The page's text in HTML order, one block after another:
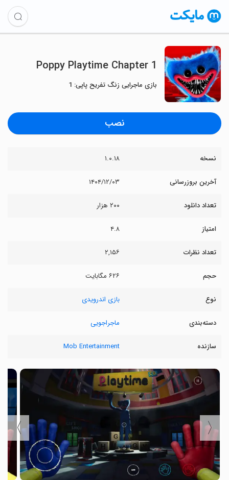
Poppy Playtime Chapter 1
بازی ماجرایی زنگ تفریح پاپی: 1
نصب
نسخه ۱.۰.۱۸
آخرین بروزرسانی ۱۴۰۴/۱۲/۰۳
تعداد دانلود ۲۰۰ هزار
امتیاز ۴.۸
تعداد نظرات ۲,۱۵۶
حجم ۶۲۶ مگابایت
نوع بازی اندرویدی
دسته‌بندی ماجراجویی
سازنده Mob Entertainment
〈
〉